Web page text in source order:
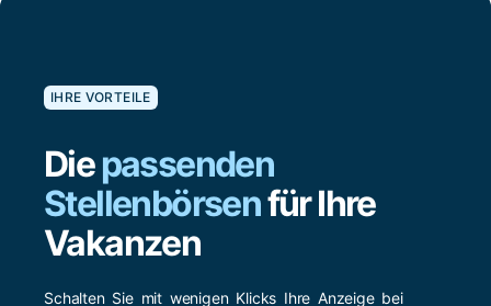
IHRE VORTEILE
Diepassenden
Stellenbörsenfür Ihre
Vakanzen
Schalten Sie mit wenigen Klicks Ihre Anzeige bei